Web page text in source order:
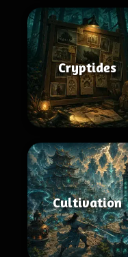
Cryptides
Cultivation